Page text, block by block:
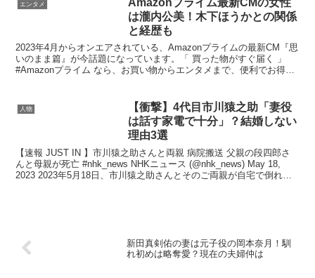
エンタメ
Amazonプライム最新CMの女性
は瀧内公美！木下ほうかとの関係
と経歴も
2023年4月からオンエアされている、Amazonプライムの最新CM『思
いのまま篇』が今話題になっています。「 買った物がすぐ届く 」
#Amazonプライム なら、お買い物からエンタメまで、便利でお得に
人物
【衝撃】4代目市川猿之助「妻役
は話す家電で十分」？結婚しない
理由3選
【速報 JUST IN 】市川猿之助さんと両親 病院搬送 父親の段四郎さ
んと母親が死亡 #nhk_news NHKニュース (@nhk_news) May 18,
2023 2023年5月18日、市川猿之助さんとそのご両親が自宅で倒れて
新田真剣佑の妻は元子役の岡本奈月！馴
れ初めは略奪愛？現在の夫婦仲は